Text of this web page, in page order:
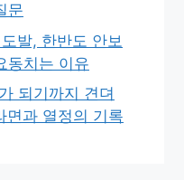
문
발, 한반도 안보
동치는 이유
되기까지 견뎌
면과 열정의 기록